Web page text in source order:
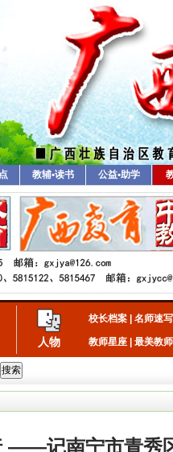
教辅•读书 公益•助学
人物
校长档案 名师速写
教师星座 最美教师
搜索
——记南宁市青秀